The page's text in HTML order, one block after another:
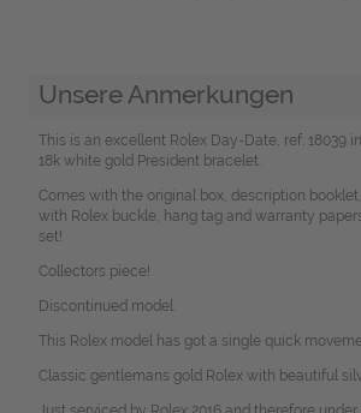
Unsere Anmerkungen
This is an excellent Rolex Day-Date, ref. 18039
18k white gold President bracelet.
Comes with the original box, description
with Rolex buckle, hang tag and warranty
set!
Collectors piece!
Discontinued model.
This Rolex model has got a single quick
Classic gentlemans gold Rolex with beautiful